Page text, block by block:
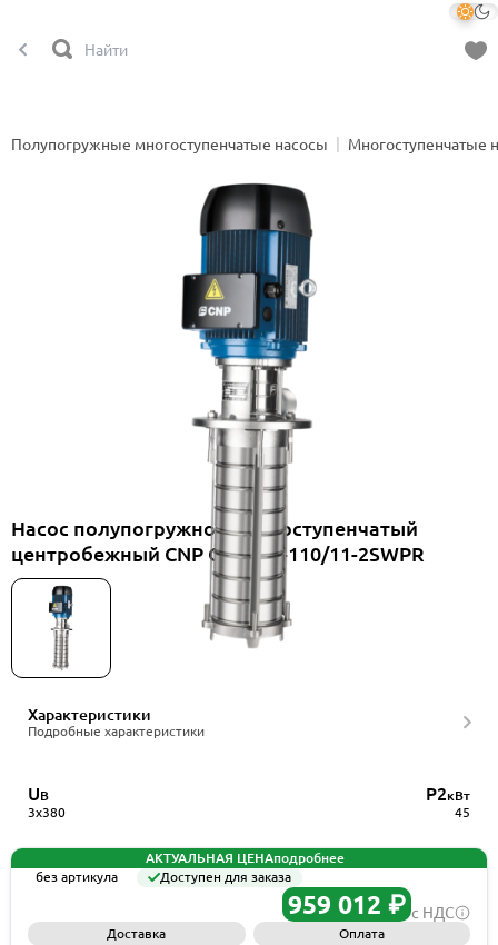
Полупогружные многоступенчатые насосы Многоступенчатые
Насос полупогружной многоступенчатый
центробежный CNP CDLK42-110/11-2SWPR
Характеристики
Подробные характеристики
UВ
3x380
P2кВт
45
АКТУАЛЬНАЯ ЦЕНАподробнее
без артикула
Доступен для заказа
959 012 ₽ с НДС
Доставка Оплата